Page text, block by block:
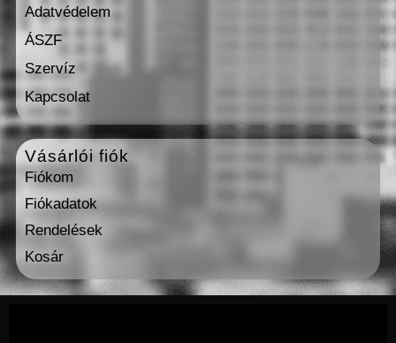
Adatvédelem
ÁSZF
Szervíz
Kapcsolat
Vásárlói fiók
Fiókom
Fiókadatok
Rendelések
Kosár